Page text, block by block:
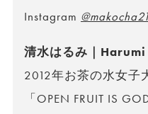
Instagram
清水はるみ｜
2012年お茶の水女子
「OPEN FRUIT IS